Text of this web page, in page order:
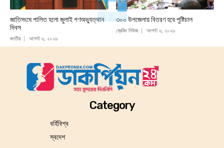
জাতিসংঘে পালিত হলো জুলাই গণঅভ্যুত্থান
দিবস
জাতীয় আগস্ট ৬, ২০২৬
৩০০ উপজেলায় বিতরণ হবে পুষ্টিচাল
ব্রেকিং নিউজ আগস্ট ৬, ২০২৬
Category
বর্হিবিশ্ব
স্বদেশ